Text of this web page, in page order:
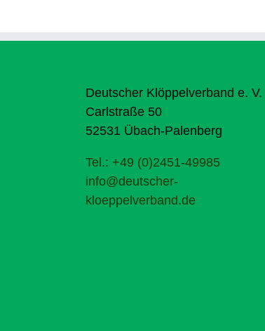
Deutscher Klöppelverband e. V.
Carlstraße 50
52531 Übach-Palenberg
Tel.: +49 (0)2451-49985
info@deutscher-
kloeppelverband.de